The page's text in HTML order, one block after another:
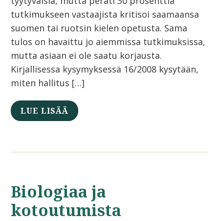
tutkimukseen vastaajista kritisoi saamaansa
suomen tai ruotsin kielen opetusta. Sama
tulos on havaittu jo aiemmissa tutkimuksissa,
mutta asiaan ei ole saatu korjausta.
Kirjallisessa kysymyksessä 16/2008 kysytään,
miten hallitus […]
LUE LISÄÄ
Biologiaa ja
kotoutumista